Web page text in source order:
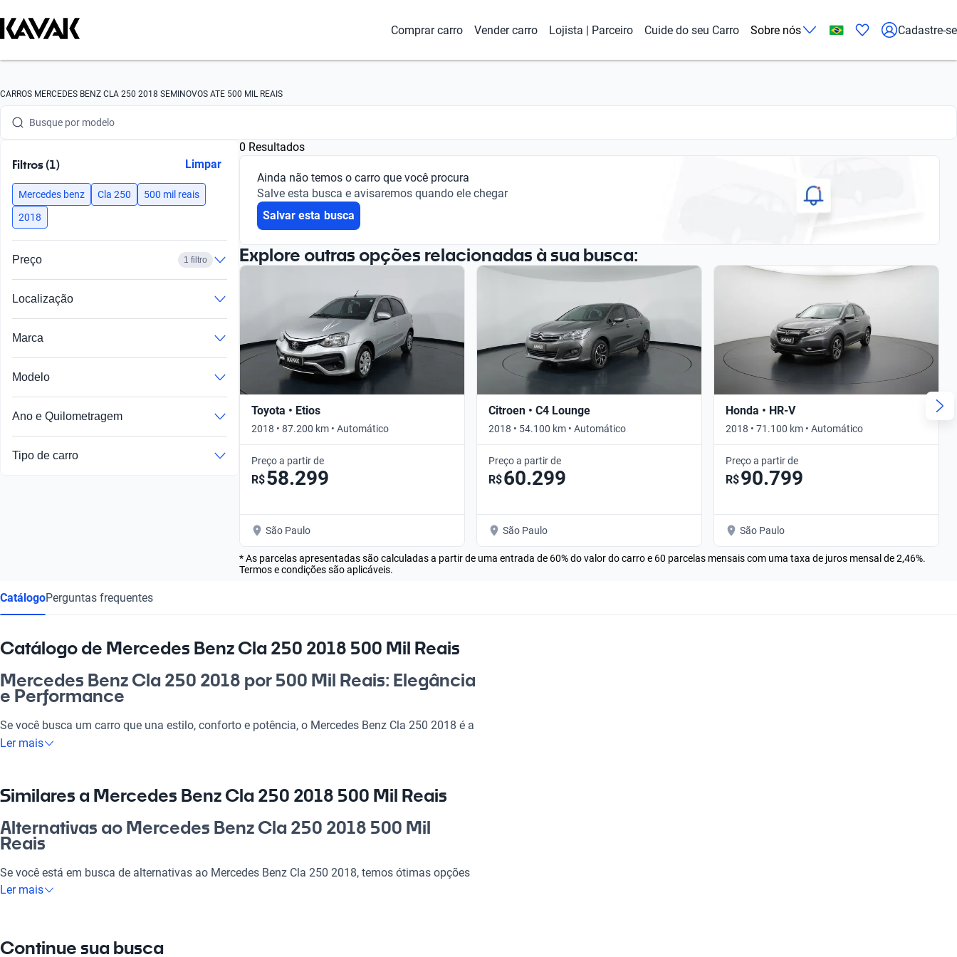
Comprar carro Vender carro Lojista | Parceiro Cuide do seu Carro Sobre nós Cadastre-se
CARROS MERCEDES BENZ CLA 250 2018 SEMINOVOS ATE 500 MIL REAIS
Busque por marca
Busque por modelo
Busque por ano
Busque por marca
Busque por versão
Filtros (1) Limpar
Mercedes benz Cla 250
500 mil reais
2018
Preço 1 filtro
Localização
Marca
Modelo
Ano e Quilometragem
Tipo de carro
0 Resultados
Ainda não temos o carro que você procura
Salve esta busca e avisaremos quando ele chegar
Salvar esta busca
Explore outras opções relacionadas à sua busca:
Toyota • Etios
2018 • 87.200 km • Automático
Preço a partir de
R$58.299
São Paulo
Citroen • C4 Lounge
2018 • 54.100 km • Automático
Preço a partir de
R$60.299
São Paulo
Honda • HR-V
2018 • 71.100 km • Automático
Preço a partir de
R$90.799
São Paulo
* As parcelas apresentadas são calculadas a partir de uma entrada de 60% do valor do carro e 60 parcelas mensais com uma taxa de juros mensal de 2,46%.
Termos e condições são aplicáveis.
CatálogoPerguntas frequentes
Catálogo de Mercedes Benz Cla 250 2018 500 Mil Reais
Mercedes Benz Cla 250 2018 por 500 Mil Reais: Elegância
e Performance
Se você busca um carro que una estilo, conforto e potência, o Mercedes Benz Cla 250 2018 é a
escolha ideal. Este modelo destaca-se por sua elegância e tecnologia de ponta, atraindo
marca garantem um veículo que é, sem dúvida, um investimento certo para quem valoriza
excelência e sofisticação.
Por que escolher Mercedes Benz Cla 250 2018 500 Mil
Reais?
Tecnologia ao seu dispor
Modelos Mais Demandados
Ler mais
Similares a Mercedes Benz Cla 250 2018 500 Mil Reais
Alternativas ao Mercedes Benz Cla 250 2018 500 Mil
Reais
Se você está em busca de alternativas ao Mercedes Benz Cla 250 2018, temos ótimas opções
que podem te interessar. Confira.
Ideal para quem busca espaço e versatilidade.
Ler mais
Continue sua busca